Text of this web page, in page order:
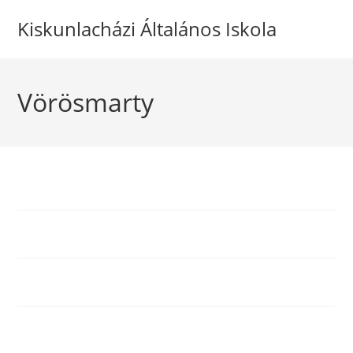
Kiskunlacházi Általános Iskola
Vörösmarty